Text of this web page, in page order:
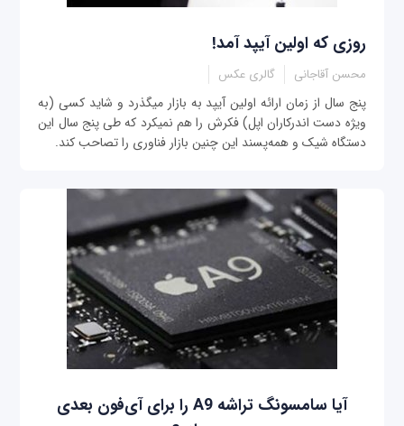
روزی که اولین آی‎پد آمد!
محسن آقاجانی گالری عکس
پنج سال از زمان ارائه اولین آی‎پد به بازار می‎گذرد و شاید کسی (به
ویژه دست اندرکاران اپل) فکرش را هم نمی‎کرد که طی پنج سال این
دستگاه شیک و همه‌پسند این چنین بازار فناوری را تصاحب کند.
آیا سامسونگ تراشه A9 را برای آی‌فون بعدی